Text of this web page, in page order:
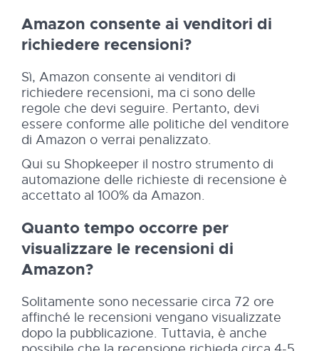
Amazon consente ai venditori di
richiedere recensioni?
Sì, Amazon consente ai venditori di
richiedere recensioni, ma ci sono delle
regole che devi seguire. Pertanto, devi
essere conforme alle politiche del venditore
di Amazon o verrai penalizzato.
Qui su Shopkeeper il nostro strumento di
automazione delle richieste di recensione è
accettato al 100% da Amazon.
Quanto tempo occorre per
visualizzare le recensioni di
Amazon?
Solitamente sono necessarie circa 72 ore
affinché le recensioni vengano visualizzate
dopo la pubblicazione. Tuttavia, è anche